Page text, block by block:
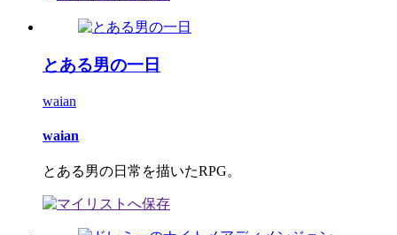
とある男の一日
waian
waian
とある男の日常を描いたRPG。